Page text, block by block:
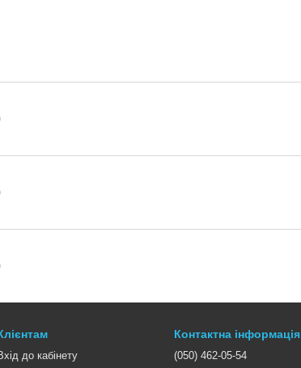
до кабінету
Контактна інформація
(050) 462-05-54